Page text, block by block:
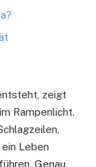
zeigt
Rampenlicht.
Leben
Genau